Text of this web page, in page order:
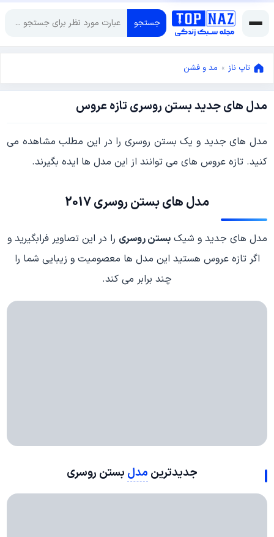
جستجو
تاپ ناز » مد و فشن
مدل های جدید بستن روسری تازه عروس
اکتبر
2017
سپتامبر
2017
مدل های جدید و یک بستن روسری را در این مطلب مشاهده می
کنید. تازه عروس های می توانند از این مدل ها ایده بگیرند.
مدل هایبستن روسری
مدل های جدید و شیکبستن روسری را در این تصاویر فرابگیرید و
اگر تازه عروس هستید این مدل ها معصومیت و زیبایی شما را
چند برابر می کند.
جدیدترین مدل بستن روسری